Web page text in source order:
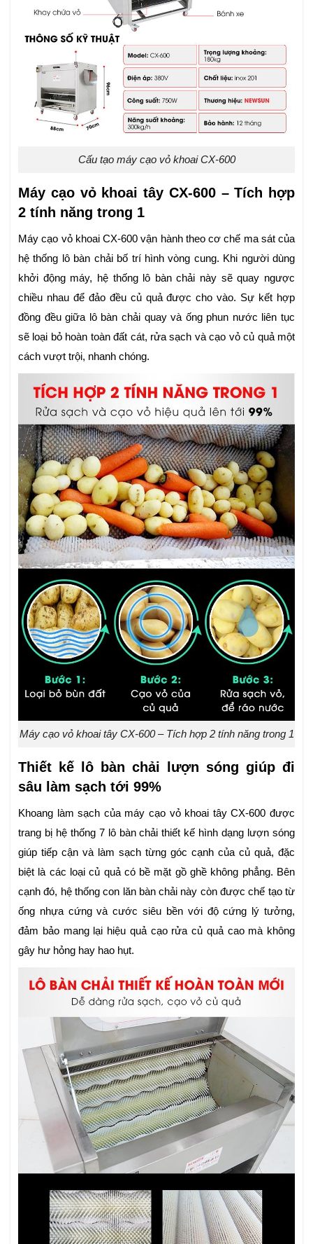
Cấu tạo máy cạo vỏ khoai CX-600
Máy cạo vỏ khoai tây CX-600 – Tích hợp
2 tính năng trong 1
Máy cạo vỏ khoai CX-600 vận hành theo cơ chế ma sát của
hệ thống lô bàn chải bố trí hình vòng cung. Khi người dùng
khởi động máy, hệ thống lô bàn chải này sẽ quay ngược
chiều nhau để đảo đều củ quả được cho vào. Sự kết hợp
đồng đều giữa lô bàn chải quay và ống phun nước liên tục
sẽ loại bỏ hoàn toàn đất cát, rửa sạch và cạo vỏ củ quả một
cách vượt trội, nhanh chóng.
Máy cạo vỏ khoai tây CX-600 – Tích hợp 2 tính năng trong 1
Thiết kế lô bàn chải lượn sóng giúp đi
sâu làm sạch tới 99%
Khoang làm sạch của máy cạo vỏ khoai tây CX-600 được
trang bị hệ thống 7 lô bàn chải thiết kế hình dạng lượn sóng
giúp tiếp cận và làm sạch từng góc cạnh của củ quả, đặc
biệt là các loại củ quả có bề mặt gồ ghề không phẳng. Bên
cạnh đó, hệ thống con lăn bàn chải này còn được chế tạo từ
ống nhựa cứng và cước siêu bền với độ cứng lý tưởng,
đảm bảo mang lại hiệu quả cạo rửa củ quả cao mà không
gây hư hỏng hay hao hụt.